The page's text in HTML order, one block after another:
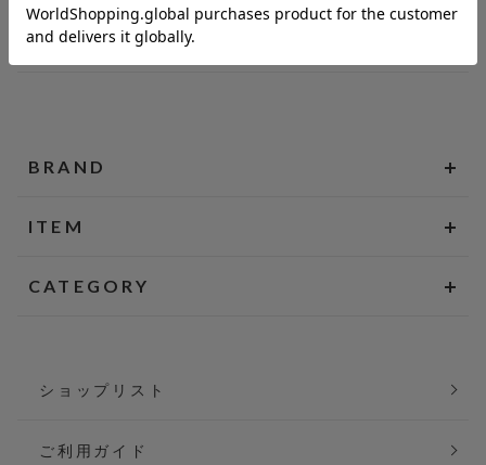
BRAND
ITEM
CATEGORY
ショップリスト
ご利用ガイド